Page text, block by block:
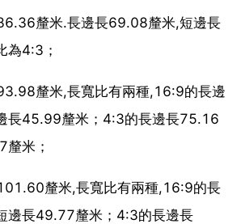
釐米.長邊長69.08釐米,短邊長
為4:3；
釐米,長寬比有兩種,16:9的長邊
長45.99釐米；4:3的長邊長75.16
米；
釐米,長寬比有兩種,16:9的長
邊長49.77釐米；4:3的長邊長